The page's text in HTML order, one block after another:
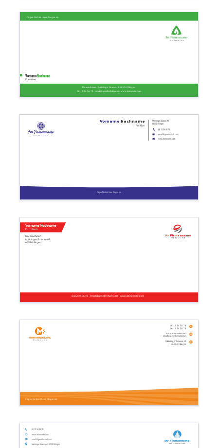
06 12 34 56 78 - email@gesellschaft.com - www.deineseite.com
Unternehmen - Meininger Strasse 43 66550 Illingen
Funktion
Fügen Sie hier Ihren Slogan ein
VornameNachname
Ihr Firmenname
Ihre Basislinie
Fügen Sie hier Ihren Slogan ein
www.deineseite.com
Vorname Nachname
Funktion
Meininger Strasse 43
66550 Illingen
06 12 34 56 78
email@gesellschaft.com
Ihr Firmenname
Ihre Basislinie
06 12 34 56 78 - email@gesellschaft.com - www.deineseite.com
Funktion
Unternehmen
Meininger Strasse 43
66550 Illingen
Vorname Nachname
Ihr Firmenname
Ihre Basislinie
Fügen Sie hier Ihren Slogan ein
www.deineseite.com
email@gesellschaft.com
Meininger Strasse 43
66550 Illingen
06 12 34 56 78
06 12 34 56 78
Ihr Firmenname
Ihre Basislinie
email@gesellschaft.com
Meininger Strasse 43 66550 Illingen
www.deineseite.com
Ihr Firmenname
Ihre Basislinie
06 12 34 56 78